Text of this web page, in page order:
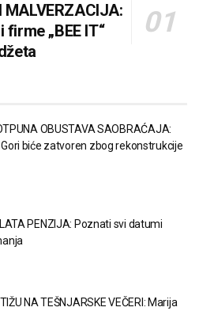
MALVERZACIJA:
„BEE IT“
OBUSTAVA SAOBRAĆAJA:
biće zatvoren zbog rekonstrukcije
PENZIJA: Poznati svi datumi
NA TEŠNJARSKE VEČERI: Marija